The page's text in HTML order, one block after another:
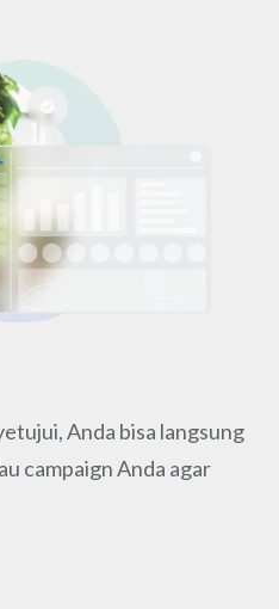
Anda bisa langsung
campaign Anda agar